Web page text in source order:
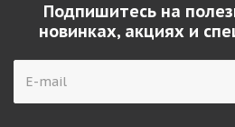
Подпишитесь на
новинках, акциях и